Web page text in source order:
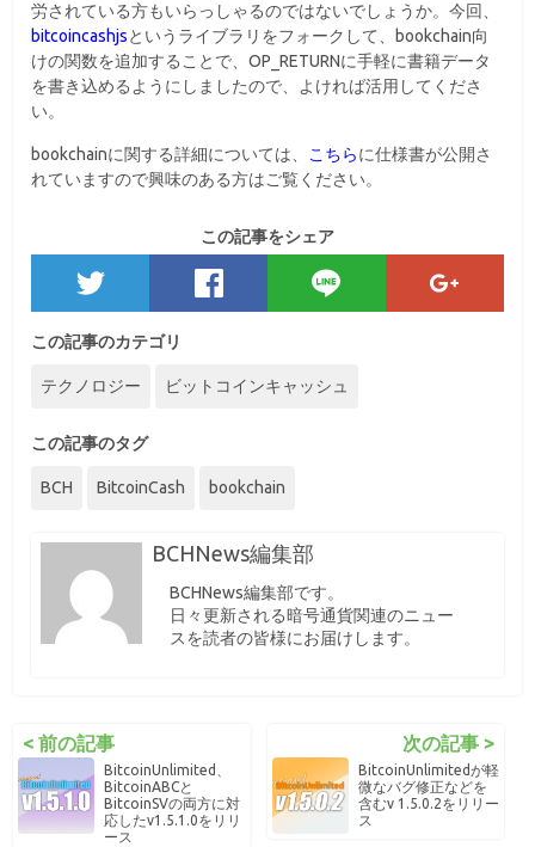
労されている方もいらっしゃるのではないでしょうか。今回、
bitcoincashjsというライブラリをフォークして、bookchain向
けの関数を追加することで、OP_RETURNに手軽に書籍データ
を書き込めるようにしましたので、よければ活用してくださ
い。
bookchainに関する詳細については、 こちらに仕様書が公開さ
れていますので興味のある方はご覧ください。
この記事をシェア
この記事のカテゴリ
テクノロジー ビットコインキャッシュ
この記事のタグ
BCH BitcoinCash bookchain
BCHNews編集部
BCHNews編集部です。
日々更新される暗号通貨関連のニュー
スを読者の皆様にお届けします。
< 前の記事
BitcoinUnlimited、
BitcoinABCと
BitcoinSVの両方に対
応したv1.5.1.0をリリ
ース
次の記事 >
BitcoinUnlimitedが軽
微なバグ修正などを
含むv 1.5.0.2をリリー
ス